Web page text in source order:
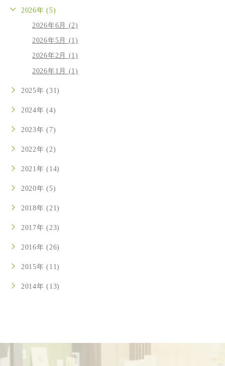
2026年 (5)
2026年6月 (2)
2026年5月 (1)
2026年2月 (1)
2026年1月 (1)
2025年 (31)
2024年 (4)
2023年 (7)
2022年 (2)
2021年 (14)
2020年 (5)
2018年 (21)
2017年 (23)
2016年 (26)
2015年 (11)
2014年 (13)